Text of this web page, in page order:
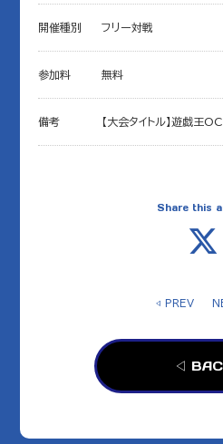
開催種別 フリー対戦
参加料 無料
備考 【大会タイトル】遊戯王
Share this
◁ PREV
◁